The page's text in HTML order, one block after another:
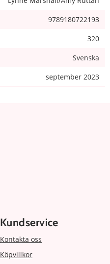
9789180722193
320
Svenska
september 2023
Kundservice
Kontakta oss
Köpvillkor